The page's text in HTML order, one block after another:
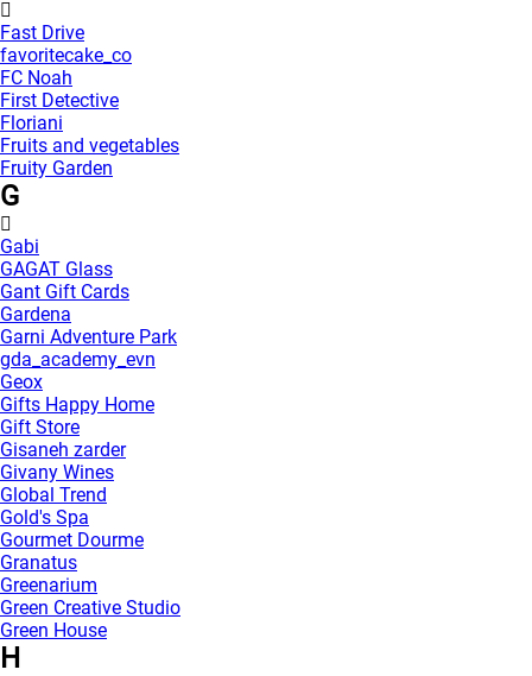
Fast Drive
favoritecake_co
FC Noah
First Detective
Floriani
Fruits and vegetables
Fruity Garden
G
Gabi
GAGAT Glass
Gant Gift Cards
Gardena
Garni Adventure Park
gda_academy_evn
Geox
Gifts Happy Home
Gift Store
Gisaneh zarder
Givany Wines
Global Trend
Gold's Spa
Gourmet Dourme
Granatus
Greenarium
Green Creative Studio
Green House
H